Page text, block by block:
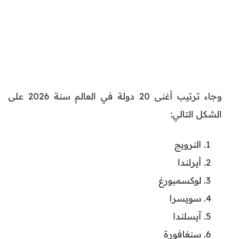
وجاء ترتيب أغنى 20 دولة في العالم سنة 2026 على
الشكل التالي:
النرويج
أيرلندا
لوكسمبورغ
سويسرا
آيسلندا
سنغافورة